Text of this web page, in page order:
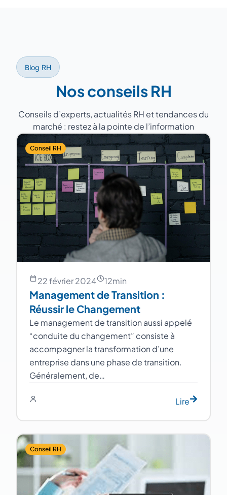
Blog RH
Nos conseils RH
Conseils d’experts, actualités RH et tendances du
marché : restez à la pointe de l’information
Conseil RH
22 février 2024 12min
Management de Transition :
Réussir le Changement
Le management de transition aussi appelé
“conduite du changement” consiste à
accompagner la transformation d’une
entreprise dans une phase de transition.
Généralement, de…
Lire
Conseil RH